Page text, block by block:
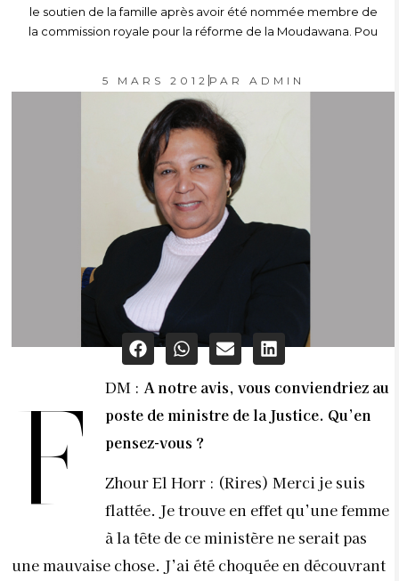
le soutien de la famille après avoir été nommée membre de
la commission royale pour la réforme de la Moudawana. Pou
5 MARS 2012 PAR ADMIN
F DM : A notre avis, vous conviendriez au
poste de ministre de la Justice. Qu’en
pensez-vous ?
Zhour El Horr : (Rires) Merci je suis
flattée. Je trouve en effet qu’une femme
à la tête de ce ministère ne serait pas
une mauvaise chose. J’ai été choquée en découvrant